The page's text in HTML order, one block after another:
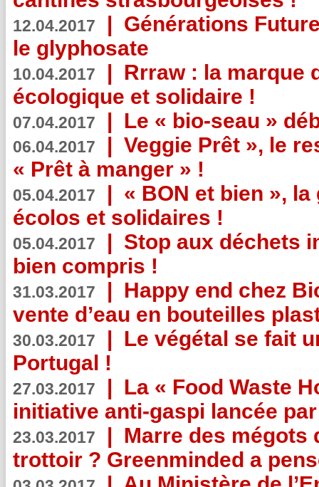
12.04.2017 | Générations
le glyphosate
10.04.2017 | Rrraw : la marque
écologique et solidaire !
07.04.2017 | Le « bio-seau »
06.04.2017 | Veggie Prêt », le
« Prêt à manger » !
05.04.2017 | « BON et bien »,
écolos et solidaires !
05.04.2017 | Stop aux déchets
bien compris !
31.03.2017 | Happy end chez
vente d’eau en bouteilles
30.03.2017 | Le végétal se fait
Portugal !
27.03.2017 | La « Food Waste
initiative anti-gaspi lancée
23.03.2017 | Marre des mégots
trottoir ? Greenminded a